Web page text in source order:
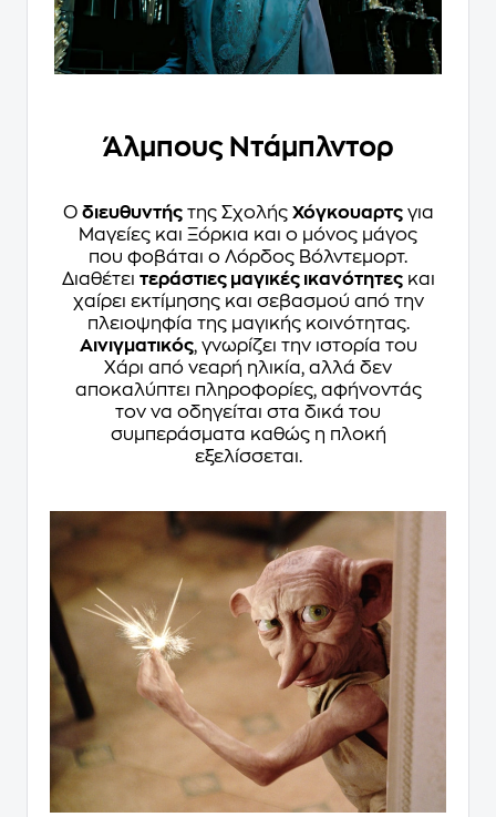
Άλμπους Ντάμπλντορ
Ο διευθυντήςτης Σχολής Χόγκουαρτςγια
Μαγείες και Ξόρκια και ο μόνος μάγος
που φοβάται ο Λόρδος Βόλντεμορτ.
Διαθέτει τεράστιες μαγικές ικανότητεςκαι
χαίρει εκτίμησης και σεβασμού από την
πλειοψηφία της μαγικής κοινότητας.
Αινιγματικός, γνωρίζει την ιστορία του
Χάρι από νεαρή ηλικία, αλλά δεν
αποκαλύπτει πληροφορίες, αφήνοντάς
τον να οδηγείται στα δικά του
συμπεράσματα καθώς η πλοκή
εξελίσσεται.